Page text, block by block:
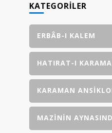
KATEGORILER
ERBÂB-I KALEM
HATIRAT-I
KARAMAN
MAZININ